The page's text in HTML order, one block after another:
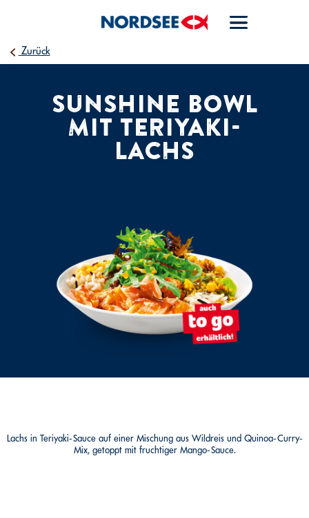
Zurück
SUNSHINE BOWL
MIT TERIYAKI-
LACHS
Lachs in Teriyaki-Sauce auf einer Mischung aus Wildreis und Quinoa-Curry-
Mix, getoppt mit fruchtiger Mango-Sauce.